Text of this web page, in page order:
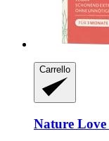
Carrello
Nature Love